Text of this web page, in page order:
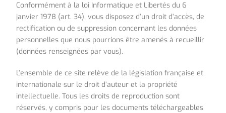
Conformément à la loi Informatique et Libertés du 6
janvier 1978 (art. 34), vous disposez d’un droit d’accès, de
rectification ou de suppression concernant les données
personnelles que nous pourrions être amenés à recueillir
(données renseignées par vous).
L’ensemble de ce site relève de la législation française et
internationale sur le droit d’auteur et la propriété
intellectuelle. Tous les droits de reproduction sont
réservés, y compris pour les documents téléchargeables